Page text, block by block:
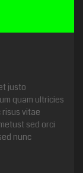
justo
quam ultricies
vitae
sed orci
nunc